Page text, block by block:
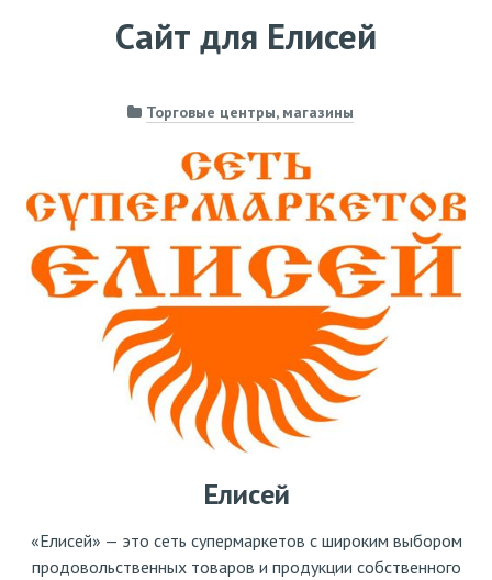
Сайт для Елисей
Торговые центры, магазины
Елисей
«Елисей» — это сеть супермаркетов с широким выбором
продовольственных товаров и продукции собственного